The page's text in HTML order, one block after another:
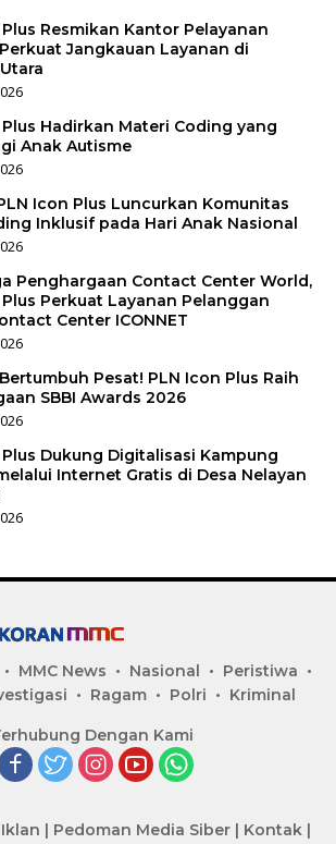
Resmikan Kantor Pelayanan
Jangkauan Layanan di
Hadirkan Materi Coding yang
Anak Autisme
Icon Plus Luncurkan Komunitas
Inklusif pada Hari Anak Nasional
Penghargaan Contact Center World,
Perkuat Layanan Pelanggan
Center ICONNET
Pesat! PLN Icon Plus Raih
SBBI Awards 2026
Dukung Digitalisasi Kampung
Internet Gratis di Desa Nelayan
MMC News Nasional
Peristiwa
Ragam Polri Kriminal
Dengan Kami
Iklan | Pedoman Media Siber| Kontak|